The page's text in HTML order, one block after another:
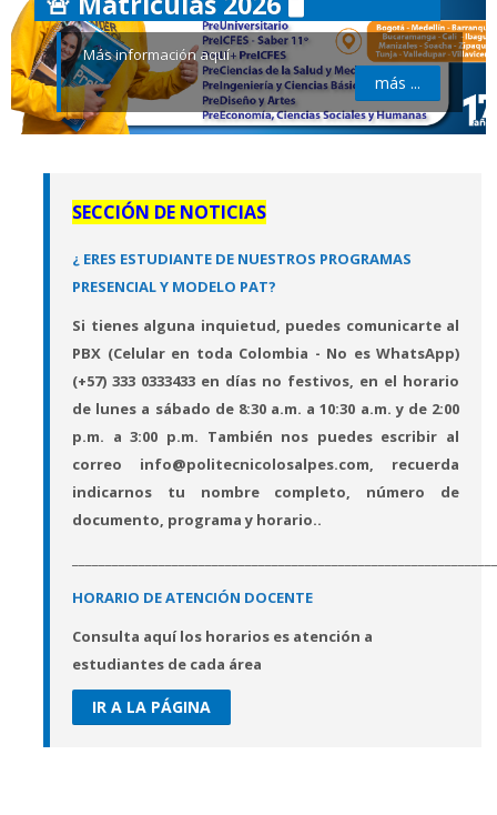
Ciclos
PreU Virtual
Otros Servicios
Más información aquí
más ...
SECCIÓN DE NOTICIAS
¿ ERES ESTUDIANTE DE NUESTROS PROGRAMAS
PRESENCIAL Y MODELO PAT?
Si tienes alguna inquietud, puedes comunicarte al
PBX (Celular en toda Colombia - No es WhatsApp)
(+57) 333 0333433 en días no festivos, en el horario
de lunes a sábado de 8:30 a.m. a 10:30 a.m. y de 2:00
p.m. a 3:00 p.m. También nos puedes escribir al
correo info@politecnicolosalpes.com, recuerda
indicarnos tu nombre completo, número de
documento, programa y horario..
HORARIO DE ATENCIÓN DOCENTE
Consulta aquí los horarios es atención a
estudiantes de cada área
IR A LA PÁGINA